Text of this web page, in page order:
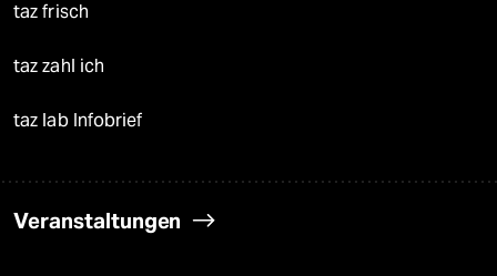
taz frisch
taz zahl ich
taz lab Infobrief
Veranstaltungen